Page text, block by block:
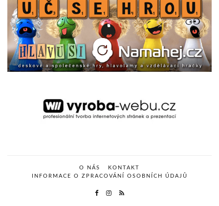
O NÁS
KONTAKT
INFORMACE O ZPRACOVÁNÍ OSOBNÍCH ÚDAJŮ